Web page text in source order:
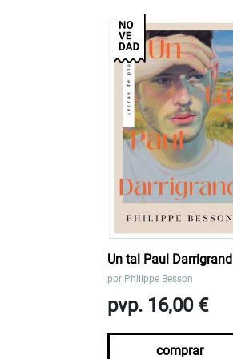
Un tal Paul Darrigrand
por Philippe Besson
pvp. 16,00 €
comprar